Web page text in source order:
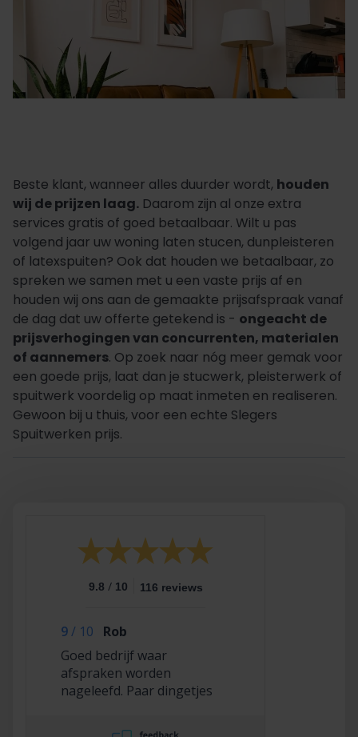
Beste klant, wanneer alles duurder wordt, houden
wij de prijzen laag. Daarom zijn al onze extra
services gratis of goed betaalbaar. Wilt u pas
volgend jaar uw woning laten stucen, dunpleisteren
of latexspuiten? Ook dat houden we betaalbaar, zo
spreken we samen met u een vaste prijs af en
houden wij ons aan de gemaakte prijsafspraak vanaf
de dag dat uw offerte getekend is - ongeacht de
prijsverhogingen van concurrenten, materialen
of aannemers. Op zoek naar nóg meer gemak voor
een goede prijs, laat dan je stucwerk, pleisterwerk of
spuitwerk voordelig op maat inmeten en realiseren.
Gewoon bij u thuis, voor een echte Slegers
Spuitwerken prijs.
9.8 / 10 116 reviews
9/ 10
Rob
Goed bedrijf waar
afspraken worden
nageleefd. Paar dingetjes
korting gekregen. Duurde